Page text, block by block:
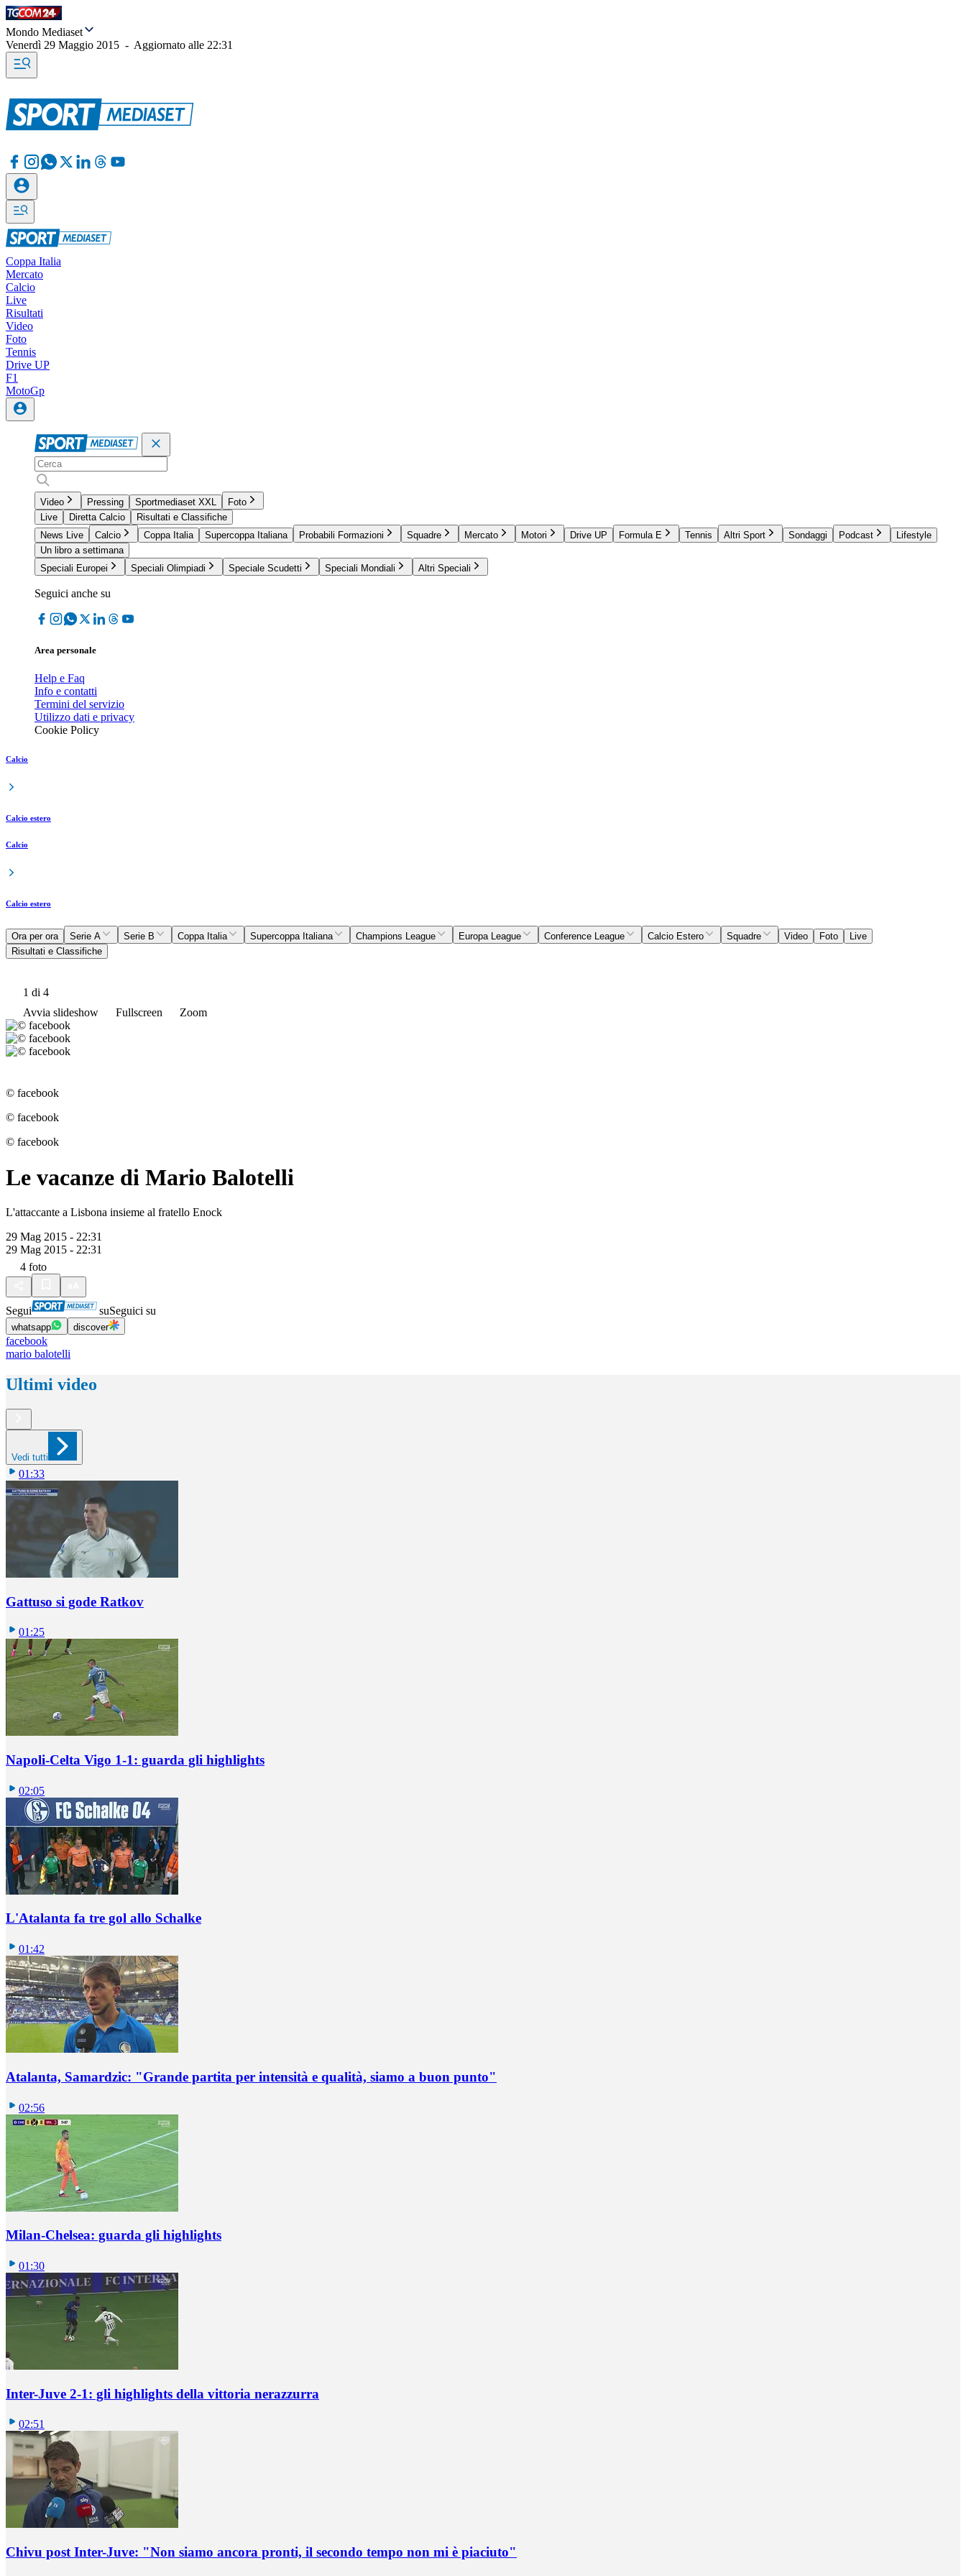
Mondo Mediaset
Venerdì 29 Maggio 2015 - Aggiornato alle 22:31
Coppa Italia
Mercato
Calcio
Live
Risultati
Video
Foto
Tennis
Drive UP
F1
MotoGp
Video Pressing Sportmediaset XXL
Foto
Live
Diretta Calcio
Risultati e Classifiche
News Live
Calcio Coppa Italia Supercoppa Italiana Probabili Formazioni Squadre Mercato Motori Drive UP Formula E Tennis Altri Sport Sondaggi Podcast
Lifestyle
Un libro a settimana
Speciali Europei
Speciali Olimpiadi Speciale Scudetti Speciali Mondiali Altri Speciali
Seguici anche su
Area personale
Help e Faq
Info e contatti
Termini del servizio
Utilizzo dati e privacy
Cookie Policy
Calcio
Calcio estero
Calcio
Calcio estero
Ora per ora Serie A Serie B Coppa Italia Supercoppa Italiana Champions League Europa League Conference League Calcio Estero Squadre Video Foto
Live
Risultati e Classifiche
1 di 4
Avvia slideshow
Fullscreen Zoom
© facebook
© facebook
© facebook
Le vacanze di Mario Balotelli
L'attaccante a Lisbona insieme al fratello Enock
29 Mag 2015 - 22:31
29 Mag 2015 - 22:31
4 foto
Segui suSeguici su
whatsapp discover
facebook
mario balotelli
Ultimi video
Vedi tutti
01:33
Gattuso si gode Ratkov
01:25
Napoli-Celta Vigo 1-1: guarda gli highlights
02:05
L'Atalanta fa tre gol allo Schalke
01:42
Atalanta, Samardzic: "Grande partita per intensità e qualità, siamo a buon punto"
02:56
Milan-Chelsea: guarda gli highlights
01:30
Inter-Juve 2-1: gli highlights della vittoria nerazzurra
02:51
Chivu post Inter-Juve: "Non siamo ancora pronti, il secondo tempo non mi è piaciuto"